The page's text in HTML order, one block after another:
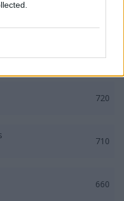
720
710
660